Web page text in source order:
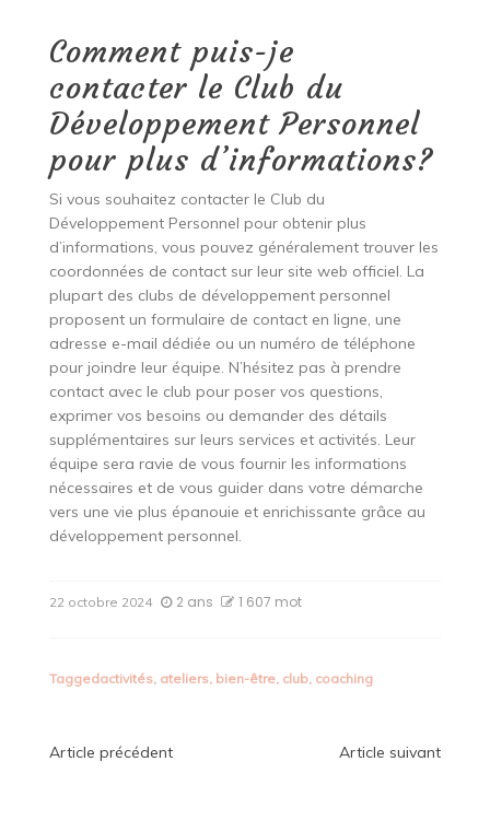
Comment puis-je
contacter le Club du
Développement Personnel
pour plus d’informations?
Si vous souhaitez contacter le Club du
Développement Personnel pour obtenir plus
d’informations, vous pouvez généralement trouver les
coordonnées de contact sur leur site web officiel. La
plupart des clubs de développement personnel
proposent un formulaire de contact en ligne, une
adresse e-mail dédiée ou un numéro de téléphone
pour joindre leur équipe. N’hésitez pas à prendre
contact avec le club pour poser vos questions,
exprimer vos besoins ou demander des détails
supplémentaires sur leurs services et activités. Leur
équipe sera ravie de vous fournir les informations
nécessaires et de vous guider dans votre démarche
vers une vie plus épanouie et enrichissante grâce au
développement personnel.
22 octobre 2024 2 ans 1 607 mot
Taggedactivités, ateliers, bien-être, club, coaching
Navigation
Article précédent Article suivant